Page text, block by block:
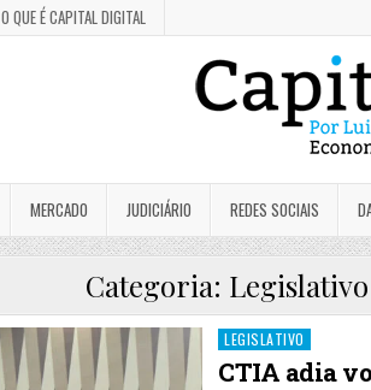
O QUE É CAPITAL DIGITAL
MERCADO JUDICIÁRIO REDES SOCIAIS
Categoria: Legislativo
Posted
in
LEGISLATIVO
CTIA adia